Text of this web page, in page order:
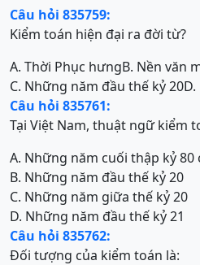
Câu hỏi 835759:
Kiểm toán hiện đại ra đời từ?
A. Thời Phục hưngB. Nền văn
C. Những năm đầu thế kỷ 20
Câu hỏi 835761:
Tại Việt Nam, thuật ngữ kiểm
A. Những năm cuối thập kỷ 80
B. Những năm đầu thế kỷ 20
C. Những năm giữa thế kỷ 20
D. Những năm đầu thế kỷ 21
Câu hỏi 835762:
Đối tượng của kiểm toán là: